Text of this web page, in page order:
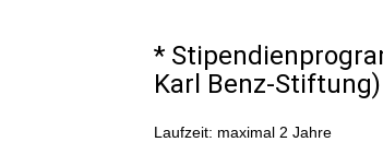
*
Karl Benz-Stiftung)
Laufzeit: maximal 2 Jahre